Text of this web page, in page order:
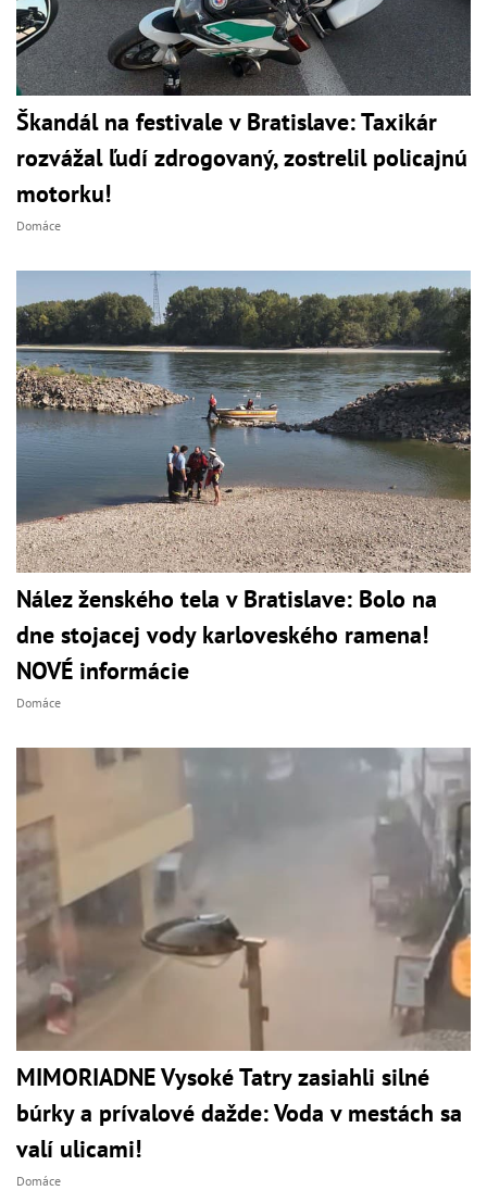
Škandál na festivale v Bratislave: Taxikár
rozvážal ľudí zdrogovaný, zostrelil policajnú
motorku!
Domáce
Nález ženského tela v Bratislave: Bolo na
dne stojacej vody karloveského ramena!
NOVÉ informácie
Domáce
MIMORIADNE Vysoké Tatry zasiahli silné
búrky a prívalové dažde: Voda v mestách sa
valí ulicami!
Domáce